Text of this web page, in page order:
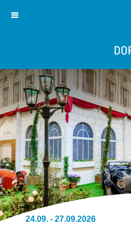
24.09. - 27.09.2026